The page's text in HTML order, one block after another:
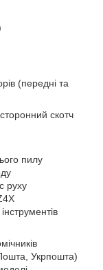
(передні та
скотч
пилу
руху
Укрпошта)